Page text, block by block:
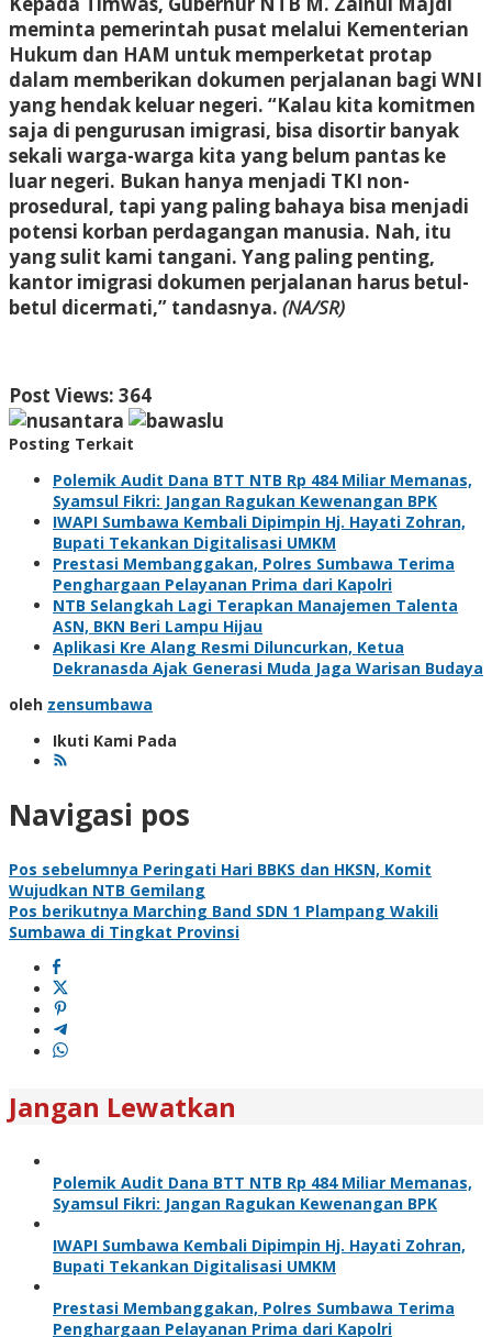
meminta pemerintah pusat melalui Kementerian
Hukum dan HAM untuk memperketat protap
dalam memberikan dokumen perjalanan bagi WNI
yang hendak keluar negeri. “Kalau kita komitmen
saja di pengurusan imigrasi, bisa disortir banyak
sekali warga-warga kita yang belum pantas ke
luar negeri. Bukan hanya menjadi TKI non-
prosedural, tapi yang paling bahaya bisa menjadi
potensi korban perdagangan manusia. Nah, itu
yang sulit kami tangani. Yang paling penting,
kantor imigrasi dokumen perjalanan harus betul-
betul dicermati,” tandasnya. (NA/SR)
Post Views: 364
Posting Terkait
Polemik Audit Dana BTT NTB Rp 484 Miliar Memanas,
Syamsul Fikri: Jangan Ragukan Kewenangan BPK
IWAPI Sumbawa Kembali Dipimpin Hj. Hayati Zohran,
Bupati Tekankan Digitalisasi UMKM
Prestasi Membanggakan, Polres Sumbawa Terima
Penghargaan Pelayanan Prima dari Kapolri
NTB Selangkah Lagi Terapkan Manajemen Talenta
ASN, BKN Beri Lampu Hijau
Aplikasi Kre Alang Resmi Diluncurkan, Ketua
Dekranasda Ajak Generasi Muda Jaga Warisan Budaya
oleh zensumbawa
Ikuti Kami Pada
Navigasi pos
Pos sebelumnya Peringati Hari BBKS dan HKSN, Komit
Wujudkan NTB Gemilang
Pos berikutnya Marching Band SDN 1 Plampang Wakili
Sumbawa di Tingkat Provinsi
Jangan Lewatkan
Polemik Audit Dana BTT NTB Rp 484 Miliar Memanas,
Syamsul Fikri: Jangan Ragukan Kewenangan BPK
IWAPI Sumbawa Kembali Dipimpin Hj. Hayati Zohran,
Bupati Tekankan Digitalisasi UMKM
Prestasi Membanggakan, Polres Sumbawa Terima
Penghargaan Pelayanan Prima dari Kapolri